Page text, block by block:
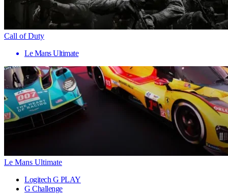
Call of Duty
Le Mans Ultimate
Le Mans Ultimate
Logitech G PLAY
G Challenge